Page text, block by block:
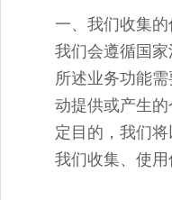
一、我们收集
我们会遵循国
所述业务功能
动提供或产生
定目的，我们
我们收集、使